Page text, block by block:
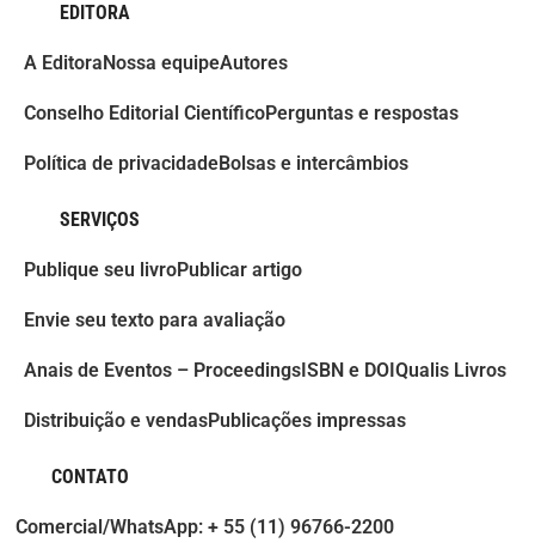
EDITORA
A EditoraNossa equipeAutores
Conselho Editorial CientíficoPerguntas e respostas
Política de privacidadeBolsas e intercâmbios
SERVIÇOS
Publique seu livroPublicar artigo
Envie seu texto para avaliação
Anais de Eventos – ProceedingsISBN e DOIQualis Livros
Distribuição e vendasPublicações impressas
CONTATO
Comercial/WhatsApp: + 55 (11) 96766-2200